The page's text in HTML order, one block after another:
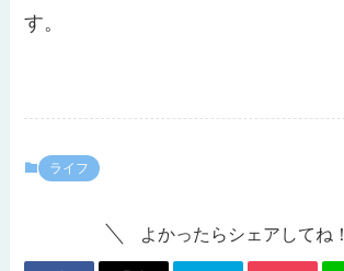
す。
ライフ
よかったらシェアしてね！